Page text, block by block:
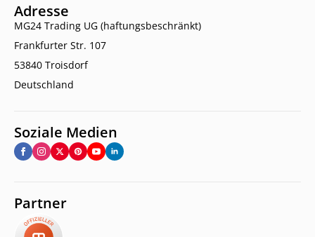
Adresse
MG24 Trading UG (haftungsbeschränkt)
Frankfurter Str. 107
53840 Troisdorf
Deutschland
Soziale Medien
Partner